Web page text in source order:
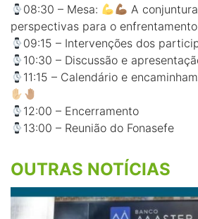
08:30 – Mesa:
A
perspectivas para o
09:15 – Intervenções dos
10:30 – Discussão e
11:15 – Calendário e
12:00 – Encerramento
13:00 – Reunião do Fonasefe
OUTRAS NOTÍCIAS